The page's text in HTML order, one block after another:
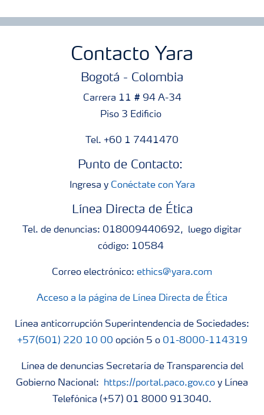
Contacto Yara
Bogotá - Colombia
Carrera 11 # 94 A-34
Piso 3 Edificio
Tel. +60 1 7441470
Punto de Contacto:
Ingresa y Conéctate con Yara
Línea Directa de Ética
Tel. de denuncias: 018009440692, luego digitar
código: 10584
Correo electrónico: ethics@yara.com
Acceso a la página de Línea Directa de Ética
Línea anticorrupción Superintendencia de Sociedades:
+57(601) 220 10 00 opción 5 o 01-8000-114319
Línea de denuncias Secretaría de Transparencia del
Gobierno Nacional:
https://portal.paco.gov.co y Línea
Telefónica (+57) 01 8000 913040.